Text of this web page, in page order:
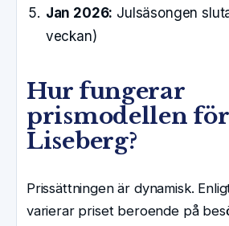
Jan 2026: Julsäsongen
veckan)
Hur fungerar
prismodellen för
Liseberg?
Prissättningen är dynamisk.
varierar priset beroende på